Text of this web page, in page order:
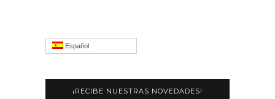
Español
¡RECIBE NUESTRAS NOVEDADES!